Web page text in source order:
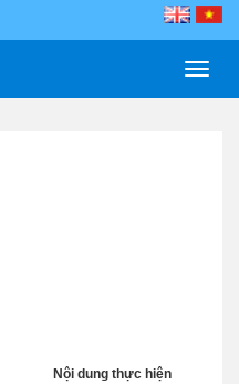
Toggle
Nội dung thực hiện